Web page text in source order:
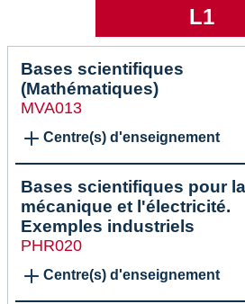
L1
Bases scientifiques
(Mathématiques)
MVA013
Centre(s) d'enseignement
Bases scientifiques pour la
mécanique et l'électricité.
Exemples industriels
PHR020
Centre(s) d'enseignement